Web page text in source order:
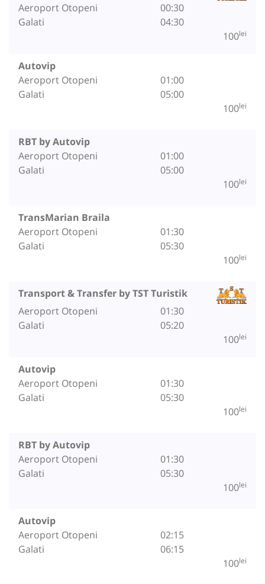
Aeroport Otopeni
Galati
00:30
04:30
100lei
Autovip
Aeroport Otopeni
Galati
01:00
05:00
100lei
RBT by Autovip
Aeroport Otopeni
Galati
01:00
05:00
100lei
TransMarian Braila
Aeroport Otopeni
Galati
01:30
05:30
100lei
Transport & Transfer by TST Turistik
Aeroport Otopeni
Galati
01:30
05:20
100lei
Autovip
Aeroport Otopeni
Galati
01:30
05:30
100lei
RBT by Autovip
Aeroport Otopeni
Galati
01:30
05:30
100lei
Autovip
Aeroport Otopeni
Galati
02:15
06:15
100lei